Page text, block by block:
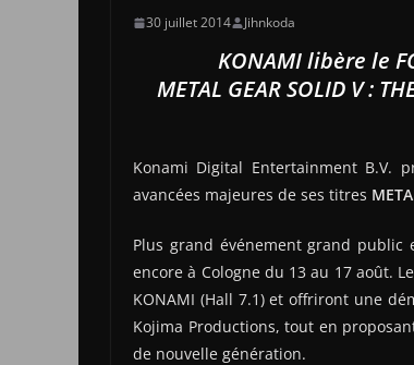
30 juillet 2014 Jihnkoda
KONAMI libère le
METAL GEAR SOLID V :
Konami Digital Entertainment B.V.
avancées majeures de ses titres
Plus grand événement grand
encore à Cologne du 13 au 17 août.
KONAMI (Hall 7.1) et offriront une
Kojima Productions, tout en
de nouvelle génération.